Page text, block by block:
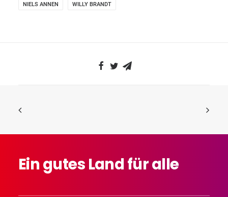
NIELS ANNEN WILLY BRANDT
EingutesLandfüralle